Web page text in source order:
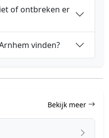
of ontbreken er
vinden?
Bekijk meer